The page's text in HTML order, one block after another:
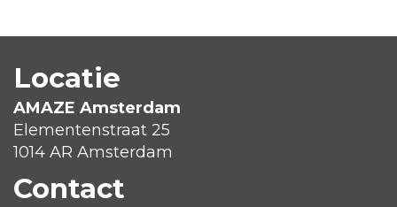
Locatie
AMAZE Amsterdam
Elementenstraat 25
1014 AR Amsterdam
Contact